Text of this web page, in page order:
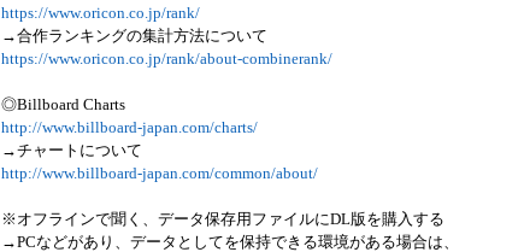
https://www.oricon.co.jp/rank/
→合作ランキングの集計方法について
https://www.oricon.co.jp/rank/about-combinerank/
◎Billboard Charts
http://www.billboard-japan.com/charts/
→チャートについて
http://www.billboard-japan.com/common/about/
※オフラインで聞く、データ保存用ファイルにDL版を購入する
→PCなどがあり、データとしてを保持できる環境がある場合は、